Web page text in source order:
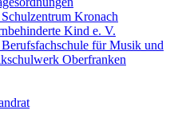
Kronach
Kind e. V.
für Musik und
Oberfranken